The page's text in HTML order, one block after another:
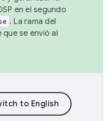
en el segundo
. La rama del
se envió al